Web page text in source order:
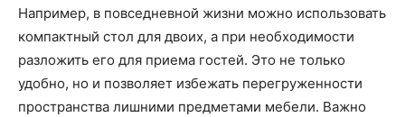
Например, в повседневной жизни можно использовать
компактный стол для двоих, а при необходимости
разложить его для приема гостей. Это не только
удобно, но и позволяет избежать перегруженности
пространства лишними предметами мебели. Важно